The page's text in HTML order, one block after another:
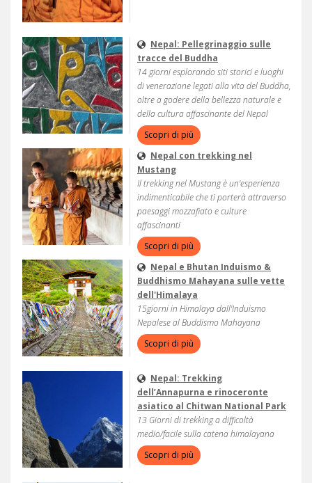
Nepal: Pellegrinaggio sulle
tracce del Buddha
14 giorni esplorando siti storici e luoghi
di venerazione legati alla vita del Buddha,
oltre a godere della bellezza naturale e
della cultura affascinante del Nepal
Scopri di più
Nepal con trekking nel
Mustang
Il trekking nel Mustang è un'esperienza
indimenticabile che ti porterà attraverso
paesaggi mozzafiato e culture
affascinanti
Scopri di più
Nepal e Bhutan Induismo &
Buddhismo Mahayana sulle vette
dell'Himalaya
15giorni in Himalaya dall'Induismo
Nepalese al Buddismo Mahayana
Scopri di più
Nepal: Trekking
dell’Annapurna e rinoceronte
asiatico al Chitwan National Park
13 Giorni di trekking a difficoltà
medio/facile sulla catena himalayana
Scopri di più